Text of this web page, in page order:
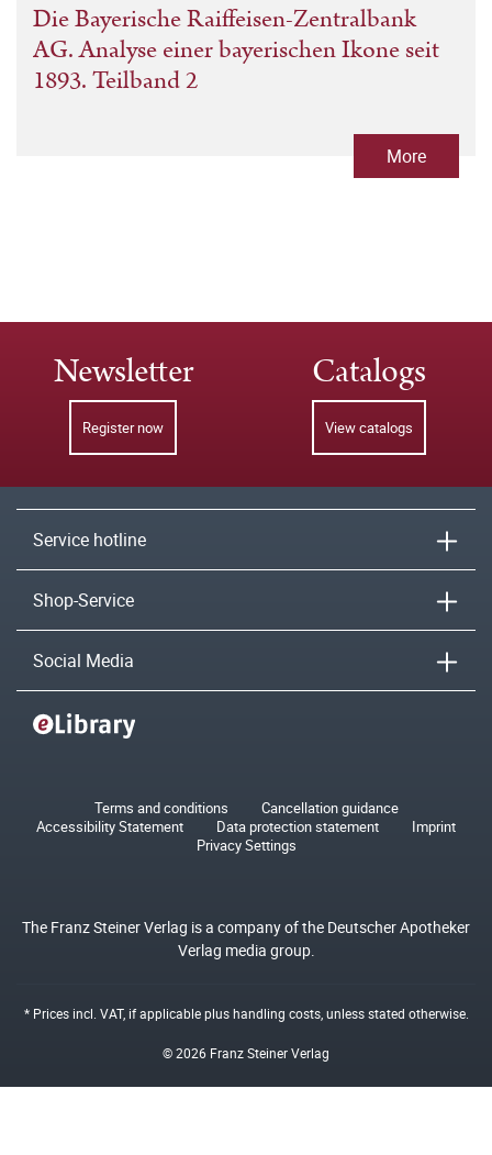
Die Bayerische Raiffeisen-Zentralbank
AG. Analyse einer bayerischen Ikone seit
1893. Teilband 2
More
Newsletter
Register now
Catalogs
View catalogs
Service hotline
Shop-Service
Social Media
Terms and conditions
Cancellation guidance
Accessibility Statement
Data protection statement
Imprint
Privacy Settings
The Franz Steiner Verlag is a company of the Deutscher Apotheker
Verlag media group.
* Prices incl. VAT, if applicable plushandling costs, unless stated otherwise.
© 2026 Franz Steiner Verlag